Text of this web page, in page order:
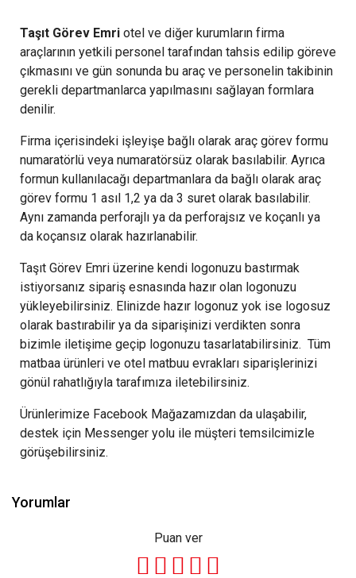
Taşıt Görev Emri otel ve diğer kurumların firma
araçlarının yetkili personel tarafından tahsis edilip göreve
çıkmasını ve gün sonunda bu araç ve personelin takibinin
gerekli departmanlarca yapılmasını sağlayan formlara
denilir.
Firma içerisindeki işleyişe bağlı olarak araç görev formu
numaratörlü veya numaratörsüz olarak basılabilir. Ayrıca
formun kullanılacağı departmanlara da bağlı olarak araç
görev formu 1 asıl 1,2 ya da 3 suret olarak basılabilir.
Aynı zamanda perforajlı ya da perforajsız ve koçanlı ya
da koçansız olarak hazırlanabilir.
Taşıt Görev Emri üzerine kendi logonuzu bastırmak
istiyorsanız sipariş esnasında hazır olan logonuzu
yükleyebilirsiniz. Elinizde hazır logonuz yok ise logosuz
olarak bastırabilir ya da siparişinizi verdikten sonra
bizimle iletişime geçip logonuzu tasarlatabilirsiniz. Tüm
matbaa ürünleri ve otel matbuu evrakları siparişlerinizi
gönül rahatlığıyla tarafımıza iletebilirsiniz.
Ürünlerimize Facebook Mağazamızdan da ulaşabilir,
destek için Messenger yolu ile müşteri temsilcimizle
görüşebilirsiniz.
Yorumlar
Puan ver